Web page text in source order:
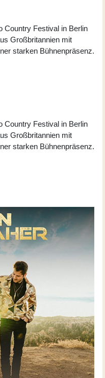
Country Festival in Berlin
Großbritannien mit
starken Bühnenpräsenz.
Country Festival in Berlin
Großbritannien mit
starken Bühnenpräsenz.